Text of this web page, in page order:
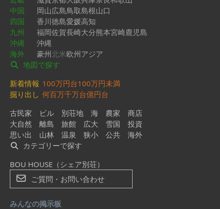
中国
岡山広島鳥取島根山口
四国
香川徳島愛媛高知
九州
福岡佐賀長崎大分熊本宮崎鹿児島
沖縄
沖縄
海外
豪州北米欧州アジア
地図で探す
新着情報 100万円台100万円未満
掘り出し 何百万千万台億円台
古民家
ビル 別荘地 海 農家
商店
大自然
離島 旅館 広大 雪国
投資
思い出
山林 温泉 狭小 公共
海外
カテゴリーで探す
BOU HOUSE（シェア別荘）
ご質問・お問い合わせ
みんなの掲示板